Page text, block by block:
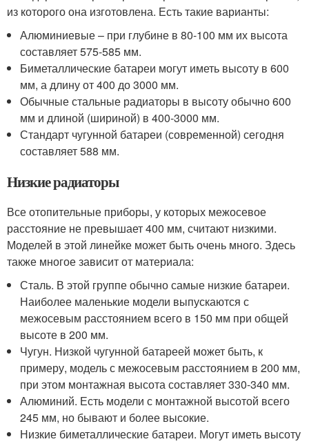
из которого она изготовлена. Есть такие варианты:
Алюминиевые – при глубине в 80-100 мм их высота
составляет 575-585 мм.
Биметаллические батареи могут иметь высоту в 600
мм, а длину от 400 до 3000 мм.
Обычные стальные радиаторы в высоту обычно 600
мм и длиной (шириной) в 400-3000 мм.
Стандарт чугунной батареи (современной) сегодня
составляет 588 мм.
Низкие радиаторы
Все отопительные приборы, у которых межосевое
расстояние не превышает 400 мм, считают низкими.
Моделей в этой линейке может быть очень много. Здесь
также многое зависит от материала:
Сталь. В этой группе обычно самые низкие батареи.
Наиболее маленькие модели выпускаются с
межосевым расстоянием всего в 150 мм при общей
высоте в 200 мм.
Чугун. Низкой чугунной батареей может быть, к
примеру, модель с межосевым расстоянием в 200 мм,
при этом монтажная высота составляет 330-340 мм.
Алюминий. Есть модели с монтажной высотой всего
245 мм, но бывают и более высокие.
Низкие биметаллические батареи. Могут иметь высоту